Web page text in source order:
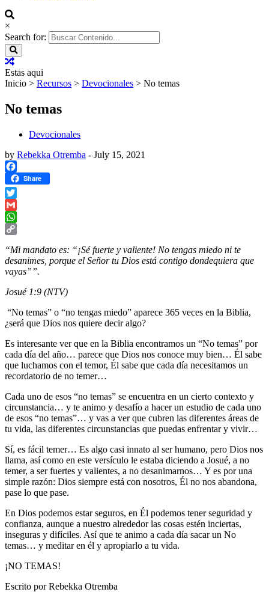
×
Search for:
Estas aqui
Inicio > Recursos > Devocionales > No temas
No temas
Devocionales
by Rebekka Otremba - July 15, 2021
Facebook
Share
Twitter
Gmail
WhatsApp
Link
“Mi mandato es: “¡Sé fuerte y valiente! No tengas miedo ni te
desanimes, porque el Señor tu Dios está contigo dondequiera que
vayas””.
Josué 1:9 (NTV)
“No temas” o “no tengas miedo” aparece 365 veces en la Biblia,
¿será que Dios nos quiere decir algo?
Es interesante ver que en la Biblia encontramos un “No temas” por
cada día del año… parece que Dios nos conoce muy bien… Él sabe
que luchamos con el temor, Él sabe que cada día necesitamos un
recordatorio de no temer…
Cada uno de esos “no temas” se encuentra en un cierto contexto y
circunstancia… y te animo y desafío a hacer un estudio de cada uno
de esos “no temas”… y vas a ver que cubren las diferentes áreas de
tu vida, las diferentes circunstancias que puedas enfrentar y vivir…
Sí, es fácil temer… Es algo casi innato al ser humano, pero Dios nos
llama, así como en este versículo le estaba diciendo a Josué, a no
temer, a ser fuertes y valientes, a no desanimarnos… Y es por una
simple razón: Dios siempre está con nosotros, Él no nos abandona,
pase lo que pase.
En Dios podemos estar seguros, en Él podemos tener seguridad y
confianza, aunque a nuestro alrededor las cosas estén inciertas,
inseguras y difíciles. Así que te animo a cada día sacar un No
temas… y meditar en él y apropiarlo a tu vida.
¡NO TEMAS!
Escrito por Rebekka Otremba